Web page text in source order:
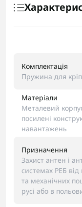
Комплектація
Пружина для
Матеріали
Металевий
посилені
навантажень
Призначення
Захист антен і
системах РЕБ
та механічних
русі або в